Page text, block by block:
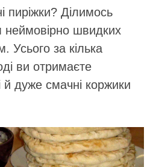
пиріжки? Ділимось
неймовірно швидких
Усього за кілька
ви отримаєте
й дуже смачні коржики